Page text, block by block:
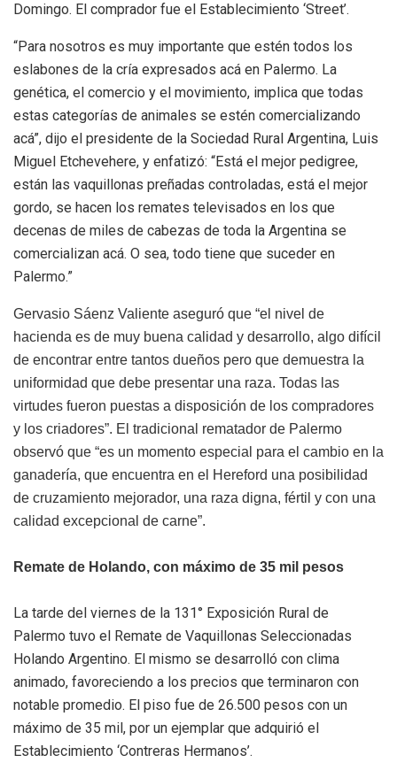
Domingo. El comprador fue el Establecimiento ‘Street’.
“Para nosotros es muy importante que estén todos los
eslabones de la cría expresados acá en Palermo. La
genética, el comercio y el movimiento, implica que todas
estas categorías de animales se estén comercializando
acá”, dijo el presidente de la Sociedad Rural Argentina, Luis
Miguel Etchevehere, y enfatizó: “Está el mejor pedigree,
están las vaquillonas preñadas controladas, está el mejor
gordo, se hacen los remates televisados en los que
decenas de miles de cabezas de toda la Argentina se
comercializan acá. O sea, todo tiene que suceder en
Palermo.”
Gervasio Sáenz Valiente aseguró que “el nivel de
hacienda es de muy buena calidad y desarrollo, algo difícil
de encontrar entre tantos dueños pero que demuestra la
uniformidad que debe presentar una raza. Todas las
virtudes fueron puestas a disposición de los compradores
y los criadores”. El tradicional rematador de Palermo
observó que “es un momento especial para el cambio en la
ganadería, que encuentra en el Hereford una posibilidad
de cruzamiento mejorador, una raza digna, fértil y con una
calidad excepcional de carne”.
Remate de Holando, con máximo de 35 mil pesos
La tarde del viernes de la 131° Exposición Rural de
Palermo tuvo el Remate de Vaquillonas Seleccionadas
Holando Argentino. El mismo se desarrolló con clima
animado, favoreciendo a los precios que terminaron con
notable promedio. El piso fue de 26.500 pesos con un
máximo de 35 mil, por un ejemplar que adquirió el
Establecimiento ‘Contreras Hermanos’.